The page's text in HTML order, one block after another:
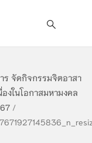
ร จัดกิจกรรมจิตอาสา
งในโอกาสมหามงคล
/